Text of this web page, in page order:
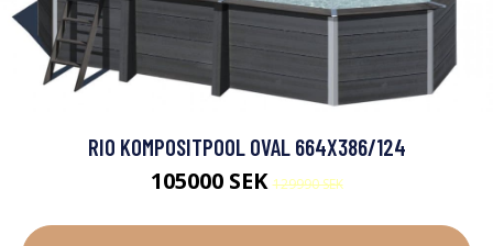
RIO KOMPOSITPOOL OVAL 664X386/124
105000 SEK129990 SEK